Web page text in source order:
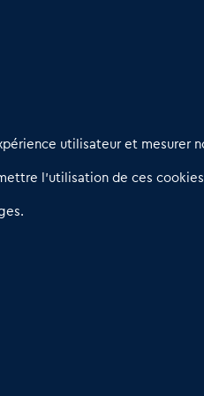
: Un partenariat au
utilisateur et mesurer
l’utilisation de ces